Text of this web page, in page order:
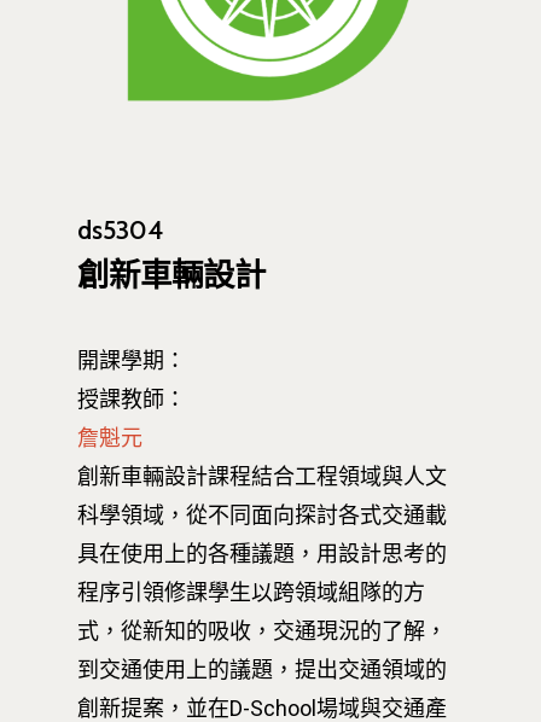
ds5304
創新車輛設計
開課學期：
授課教師：
詹魁元
創新車輛設計課程結合工程領域與人文
科學領域，從不同面向探討各式交通載
具在使用上的各種議題，用設計思考的
程序引領修課學生以跨領域組隊的方
式，從新知的吸收，交通現況的了解，
到交通使用上的議題，提出交通領域的
創新提案，並在D-School場域與交通產